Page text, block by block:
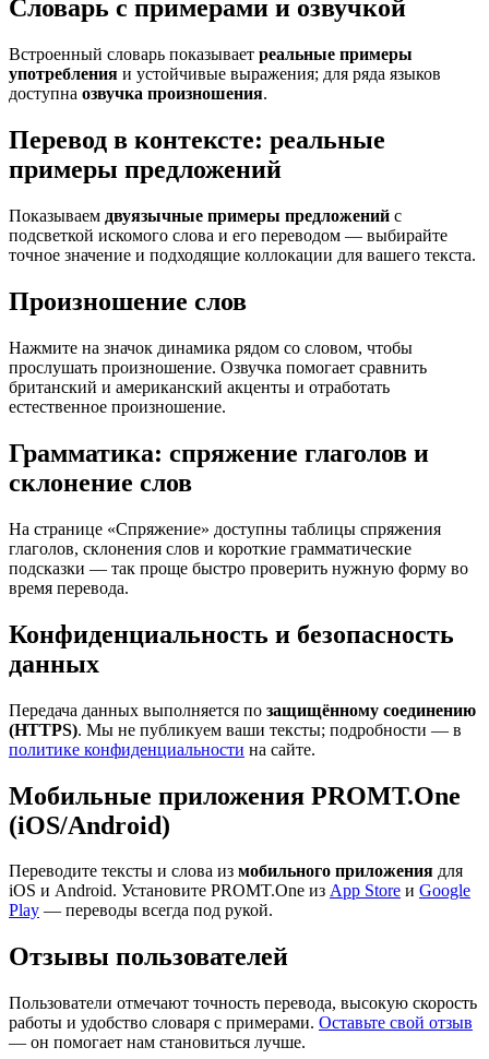
Словарь с примерами и озвучкой
Встроенный словарь показывает реальные примеры
употребления и устойчивые выражения; для ряда языков
доступна озвучка произношения.
Перевод в контексте: реальные
примеры предложений
Показываем двуязычные примеры предложений с
подсветкой искомого слова и его переводом — выбирайте
точное значение и подходящие коллокации для вашего текста.
Произношение слов
Нажмите на значок динамика рядом со словом, чтобы
прослушать произношение. Озвучка помогает сравнить
британский и американский акценты и отработать
естественное произношение.
Грамматика: спряжение глаголов и
склонение слов
На странице «Спряжение» доступны таблицы спряжения
глаголов, склонения слов и короткие грамматические
подсказки — так проще быстро проверить нужную форму во
время перевода.
Конфиденциальность и безопасность
данных
Передача данных выполняется по защищённому соединению
(HTTPS). Мы не публикуем ваши тексты; подробности — в
политике конфиденциальности на сайте.
Мобильные приложения PROMT.One
(iOS/Android)
Переводите тексты и слова из мобильного приложения для
iOS и Android. Установите PROMT.One из App Store и Google
Play — переводы всегда под рукой.
Отзывы пользователей
Пользователи отмечают точность перевода, высокую скорость
работы и удобство словаря с примерами. Оставьте свой отзыв
— он помогает нам становиться лучше.